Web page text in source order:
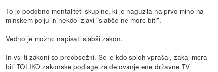
To je podobno mentaliteti skupine, ki je naguzila na prvo mino na
minskem polju in nekdo izjavi "slabše ne more biti".
Vedno je možno napisati slabši zakon.
In vsi ti zakoni so preobsežni. Se je kdo sploh vprašal, zakaj mora
biti TOLIKO zakonske podlage za delovanje ene državne TV